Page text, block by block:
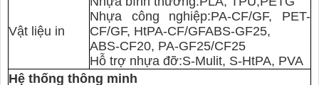
Vật liệu in
Nhựa công nghiệp:PA-CF/GF, PET-
CF/GF, HtPA-CF/GFABS-GF25,
ABS-CF20, PA-GF25/CF25
Hỗ trợ nhựa đỡ:S-Mulit, S-HtPA, PVA
Hệ thống thông minh